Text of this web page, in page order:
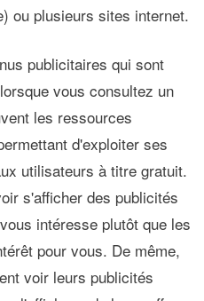
ou plusieurs sites internet.
publicitaires qui sont
vous consultez un
les ressources
d'exploiter ses
utilisateurs à titre gratuit.
s'afficher des publicités
intéresse plutôt que les
pour vous. De même,
voir leurs publicités